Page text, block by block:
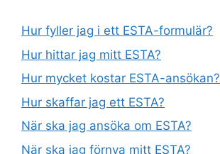
Hur fyller jag i ett ESTA-formulär?
Hur hittar jag mitt ESTA?
Hur mycket kostar ESTA-ansökan?
Hur skaffar jag ett ESTA?
När ska jag ansöka om ESTA?
När ska jag förnya mitt ESTA?